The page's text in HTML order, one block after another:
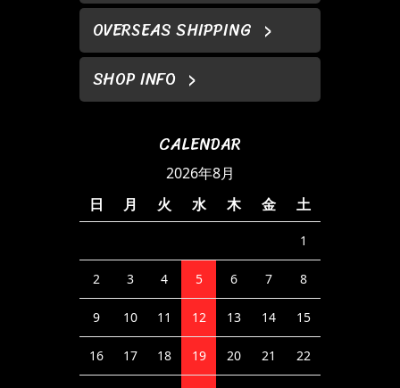
OVERSEAS SHIPPING
SHOP INFO
CALENDAR
2026年8月
日
月 火 水 木 金 土
1
2 3 4 5 6 7 8
9 10 11 12 13 14 15
16 17 18 19 20 21 22